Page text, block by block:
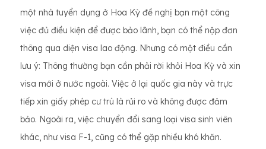
một nhà tuyển dụng ở Hoa Kỳ đề nghị bạn một công
việc đủ điều kiện để được bảo lãnh, bạn có thể nộp đơn
thông qua diện visa lao động. Nhưng có một điều cần
lưu ý: Thông thường bạn cần phải rời khỏi Hoa Kỳ và xin
visa mới ở nước ngoài. Việc ở lại quốc gia này và trực
tiếp xin giấy phép cư trú là rủi ro và không được đảm
bảo. Ngoài ra, việc chuyển đổi sang loại visa sinh viên
khác, như visa F-1, cũng có thể gặp nhiều khó khăn.